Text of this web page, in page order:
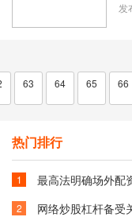
发
63 64 65 66
热门排行
1 最高法明确场外配
2 网络炒股杠杆备受